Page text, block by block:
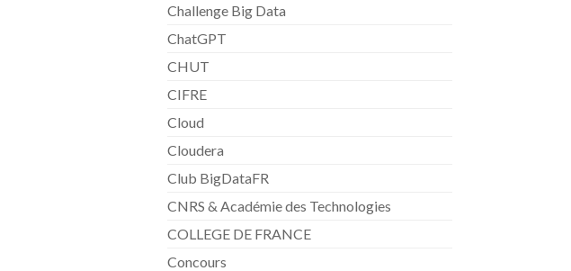
Challenge Big Data
ChatGPT
CHUT
CIFRE
Cloud
Cloudera
Club BigDataFR
CNRS & Académie des Technologies
COLLEGE DE FRANCE
Concours